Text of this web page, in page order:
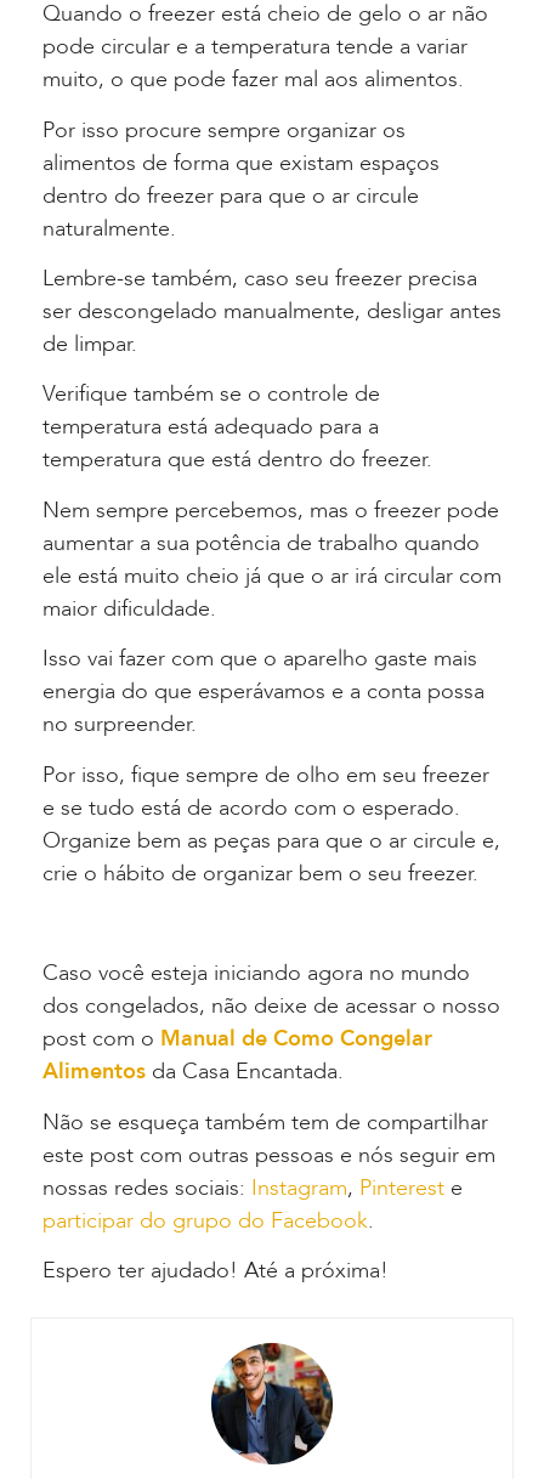
Quando o freezer está cheio de gelo o ar não
pode circular e a temperatura tende a variar
muito, o que pode fazer mal aos alimentos.
Por isso procure sempre organizar os
alimentos de forma que existam espaços
dentro do freezer para que o ar circule
naturalmente.
Lembre-se também, caso seu freezer precisa
ser descongelado manualmente, desligar antes
de limpar.
Verifique também se o controle de
temperatura está adequado para a
temperatura que está dentro do freezer.
Nem sempre percebemos, mas o freezer pode
aumentar a sua potência de trabalho quando
ele está muito cheio já que o ar irá circular com
maior dificuldade.
Isso vai fazer com que o aparelho gaste mais
energia do que esperávamos e a conta possa
no surpreender.
Por isso, fique sempre de olho em seu freezer
e se tudo está de acordo com o esperado.
Organize bem as peças para que o ar circule e,
crie o hábito de organizar bem o seu freezer.
Caso você esteja iniciando agora no mundo
dos congelados, não deixe de acessar o nosso
post com o Manual de Como Congelar
Alimentos da Casa Encantada.
Não se esqueça também tem de compartilhar
este post com outras pessoas e nós seguir em
nossas redes sociais: Instagram, Pinterest e
participar do grupo do Facebook.
Espero ter ajudado! Até a próxima!